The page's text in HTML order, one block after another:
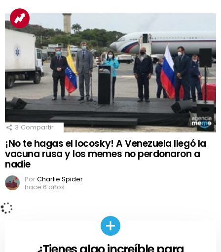
3 Compartir
¡No te hagas el locosky! A Venezuela llegó la
vacuna rusa y los memes no perdonaron a
nadie
PorCharlie Spider
hace 6 años